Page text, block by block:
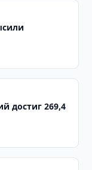
достиг 269,4